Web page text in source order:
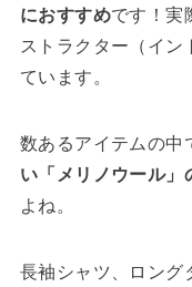
におすすめです！実
ストラクター（イン
ています。
数あるアイテムの中
い「メリノウール」
よね。
長袖シャツ、ロング